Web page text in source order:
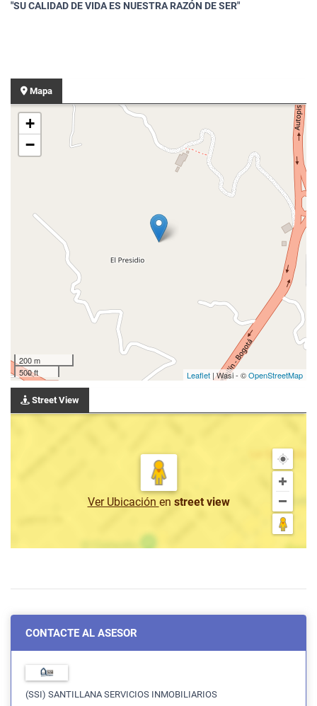
"SU CALIDAD DE VIDA ES NUESTRA RAZÓN DE SER"
Mapa
+
−
200 m
500 ft
Leaflet | Wasi - ©OpenStreetMap
Street View
Ver Ubicación en street view
CONTACTE AL ASESOR
(SSI) SANTILLANA SERVICIOS INMOBILIARIOS